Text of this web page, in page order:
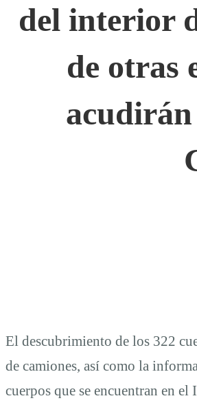
del interior
de otras
El descubrimiento de los 322
de camiones, así como la
cuerpos que se encuentran en